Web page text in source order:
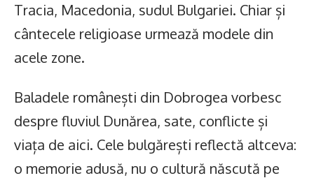
Tracia, Macedonia, sudul Bulgariei. Chiar și
cântecele religioase urmează modele din
acele zone.
Baladele românești din Dobrogea vorbesc
despre fluviul Dunărea, sate, conflicte și
viața de aici. Cele bulgărești reflectă altceva:
o memorie adusă, nu o cultură născută pe